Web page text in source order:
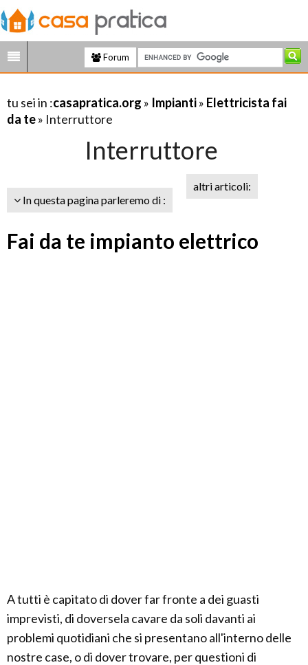
Forum
tu sei in :casapratica.org » Impianti» Elettricista fai
da te» Interruttore
Interruttore
In questa pagina parleremo di :
altri articoli:
Fai da te impianto elettrico
A tutti è capitato di dover far fronte a dei guasti
imprevisti, di doversela cavare da soli davanti ai
problemi quotidiani che si presentano all'interno delle
nostre case, o di dover trovare, per questioni di